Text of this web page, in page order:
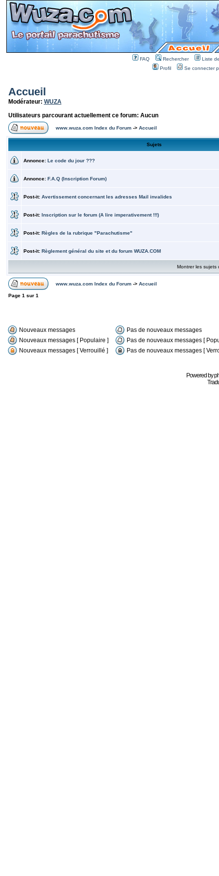
FAQ Rechercher
Liste
Profil
Se connecter
Accueil
Modérateur: WUZA
Utilisateurs parcourant actuellement ce forum: Aucun
www.wuza.com Index du Forum-> Accueil
Sujets
Annonce: Le code du jour ???
Annonce: F.A.Q (Inscription Forum)
Post-it: Avertissement concernant les adresses Mail invalides
Post-it: Inscription sur le forum (A lire imperativement !!!)
Post-it: Règles de la rubrique "Parachutisme"
Post-it: Règlement général du site et du forum WUZA.COM
Montrer les sujets
www.wuza.com Index du Forum-> Accueil
Page 1 sur 1
Nouveaux messages
Pas de nouveaux messages
Nouveaux messages [ Populaire ]
Pas de nouveaux messages [
Nouveaux messages [ Verrouillé ]
Pas de nouveaux messages [
Powered by